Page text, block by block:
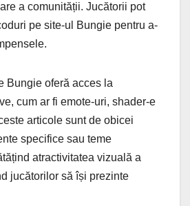
a comunității. Jucătorii pot
pe site-ul Bungie pentru a-
Bungie oferă acces la
cum ar fi emote-uri, shader-e
articole sunt de obicei
specifice sau teme
atractivitatea vizuală a
jucătorilor să își prezinte